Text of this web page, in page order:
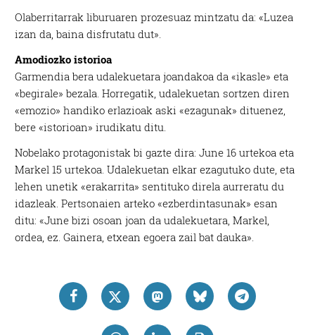
Olaberritarrak liburuaren prozesuaz mintzatu da: «Luzea
izan da, baina disfrutatu dut».
Amodiozko istorioa
Garmendia bera udalekuetara joandakoa da «ikasle» eta
«begirale» bezala. Horregatik, udalekuetan sortzen diren
«emozio» handiko erlazioak aski «ezagunak» dituenez,
bere «istorioan» irudikatu ditu.
Nobelako protagonistak bi gazte dira: June 16 urtekoa eta
Markel 15 urtekoa. Udalekuetan elkar ezagutuko dute, eta
lehen unetik «erakarrita» sentituko direla aurreratu du
idazleak. Pertsonaien arteko «ezberdintasunak» esan
ditu: «June bizi osoan joan da udalekuetara, Markel,
ordea, ez. Gainera, etxean egoera zail bat dauka».